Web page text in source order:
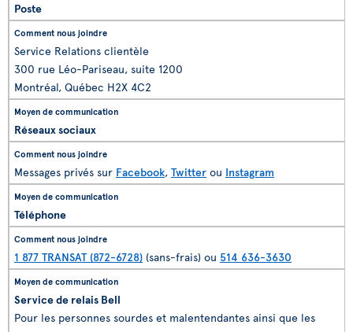
Poste
Service Relations clientèle
300 rue Léo-Pariseau, suite 1200
Montréal, Québec H2X 4C2
Réseaux sociaux
Messages privés sur Facebook, Twitter ou Instagram
Téléphone
1 877 TRANSAT (872-6728) (sans-frais) ou 514 636-3630
Service de relais Bell
Pour les personnes sourdes et malentendantes ainsi que les